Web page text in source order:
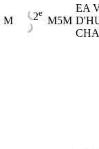
M 2e
M5M
EA